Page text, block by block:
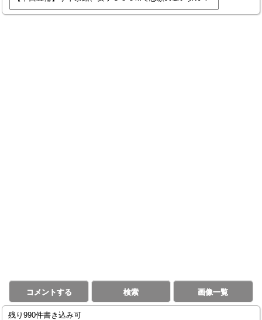
コメントする 検索 画像一覧
残り990件書き込み可